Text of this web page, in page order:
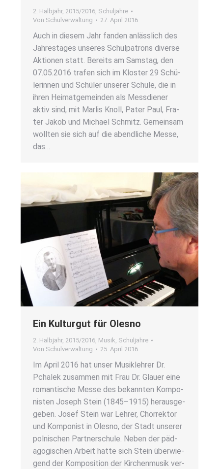
2. Halbjahr, 2015/2016, Schuljahre
Von Schulverwaltung 27. April 2016
Auch in die­sem Jahr fan­den anläss­lich des
Jah­res­ta­ges unse­res Schul­pa­trons diver­se
Aktio­nen statt. Bereits am Sams­tag, den
07.05.2016 tra­fen sich im Klos­ter 29 Schü­
le­rin­nen und Schü­ler unse­rer Schu­le, die in
ihren Hei­mat­ge­mein­den als Mess­die­ner
aktiv sind, mit Mar­lis Knoll, Pater Paul, Fra­
ter Jakob und Micha­el Schmitz. Gemein­sam
woll­ten sie sich auf die abend­li­che Mes­se,
das…
Ein Kul­tur­gut für Oles­no
2. Halbjahr, 2015/2016 Musik Schuljahre
Von Schulverwaltung 25. April 2016
Im April 2016 hat unser Musik­leh­rer Dr.
Pcha­lek zusam­men mit Frau Dr. Glau­er eine
roman­ti­sche Mes­se des bekann­ten Kom­po­
nis­ten Joseph Stein (1845–1915) her­aus­ge­
ge­ben. Josef Stein war Leh­rer, Chor­rek­tor
und Kom­po­nist in Oles­no, der Stadt unse­rer
pol­ni­schen Part­ner­schu­le. Neben der päd­
ago­gi­schen Arbeit hat­te sich Stein über­wie­
gend der Kom­po­si­ti­on der Kir­chen­mu­sik ver­